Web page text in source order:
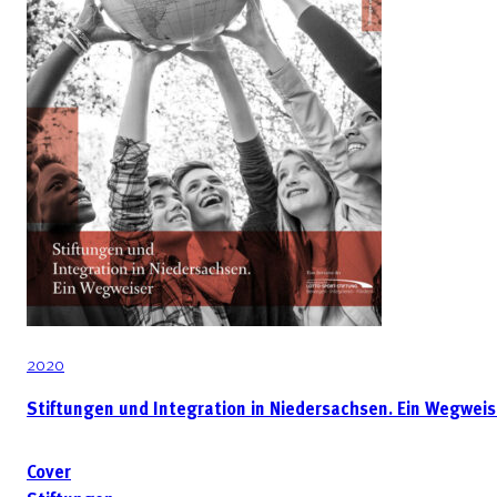
2020
Stiftungen und Integration in Niedersachsen. Ein
Cover